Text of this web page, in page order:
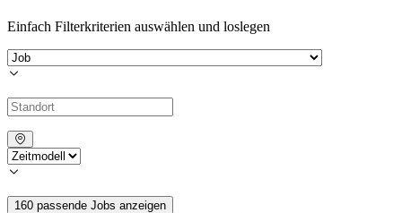
Einfach Filterkriterien auswählen und loslegen
160 passende Jobs anzeigen